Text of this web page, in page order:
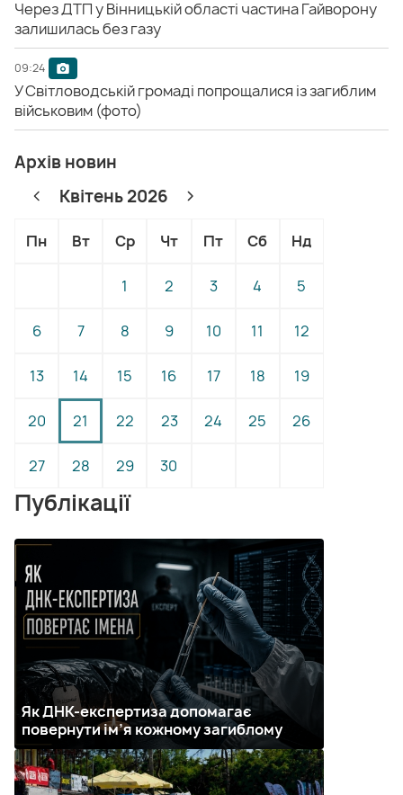
Через ДТП у Вінницькій області частина Гайворону
залишилась без газу
09:24
У Світловодській громаді попрощалися із загиблим
військовим (фото)
Архів новин
Квітень 2026
Пн Вт Ср Чт Пт Сб Нд
1 2 3 4 5
6 7 8 9 10 11 12
13 14 15 16 17 18 19
20 21 22 23 24 25 26
27 28 29 30
Публікації
Як ДНК-експертиза допомагає
повернути ім’я кожному загиблому